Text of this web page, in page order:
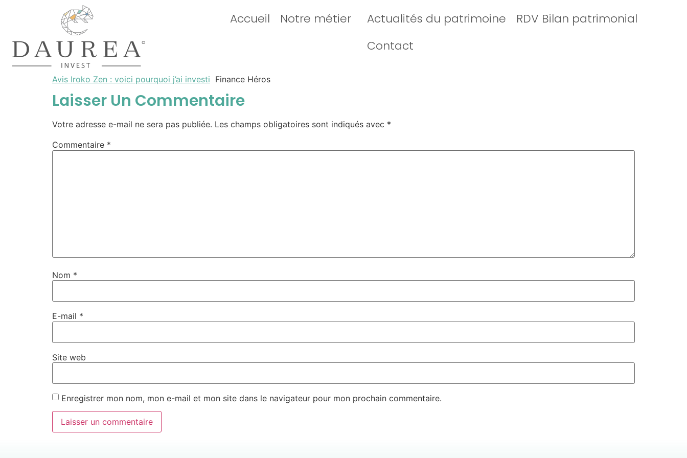
Accueil Notre métier Actualités du patrimoine
RDV Bilan patrimonial
Contact
Avis Iroko Zen : voici pourquoi j’ai investi Finance Héros
Laisser Un Commentaire
Votre adresse e-mail ne sera pas publiée. Les champs obligatoires sont indiqués avec *
Commentaire *
Nom *
E-mail *
Site web
Enregistrer mon nom, mon e-mail et mon site dans le navigateur pour mon prochain commentaire.